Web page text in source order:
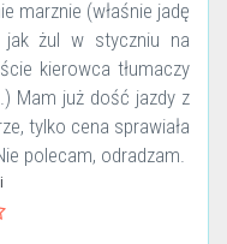
marznie (właśnie jadę
jak żul w styczniu na
kierowca tłumaczy
Mam już dość jazdy z
tylko cena sprawiała
polecam, odradzam.